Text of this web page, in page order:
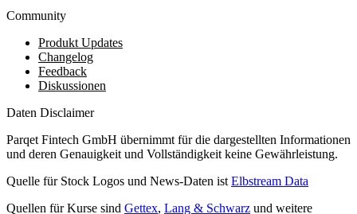
Community
Produkt Updates
Changelog
Feedback
Diskussionen
Daten Disclaimer
Parqet Fintech GmbH übernimmt für die dargestellten Informationen
und deren Genauigkeit und Vollständigkeit keine Gewährleistung.
Quelle für Stock Logos und News-Daten ist Elbstream Data
Quellen für Kurse sind Gettex, Lang & Schwarz und weitere